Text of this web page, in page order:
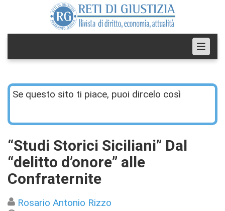
Se questo sito ti piace, puoi dircelo così
“Studi Storici Siciliani” Dal
“delitto d’onore” alle
Confraternite
Rosario Antonio Rizzo